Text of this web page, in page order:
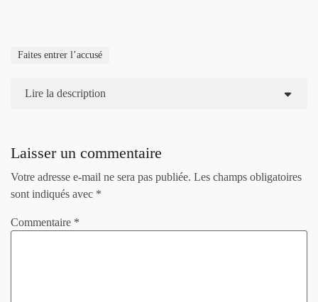
Faites entrer l’accusé
Lire la description
Laisser un commentaire
Votre adresse e-mail ne sera pas publiée. Les champs obligatoires
sont indiqués avec *
Commentaire *